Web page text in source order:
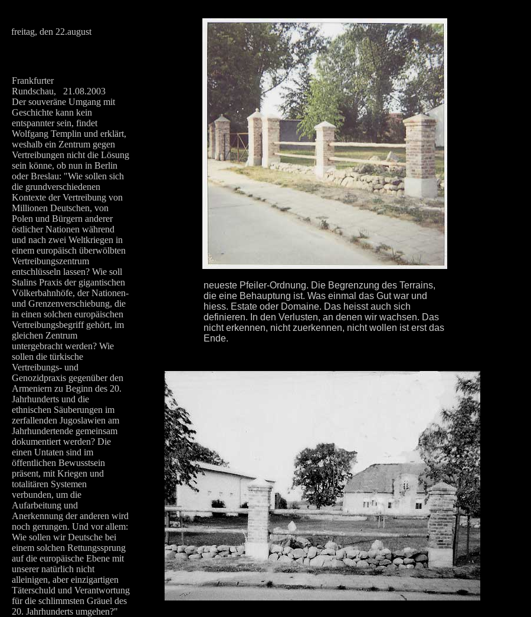
freitag, den 22.august
Frankfurter
Rundschau, 21.08.2003
Der souveräne Umgang mit
Geschichte kann kein
entspannter sein, findet
Wolfgang Templin und erklärt,
weshalb ein Zentrum gegen
Vertreibungen nicht die Lösung
sein könne, ob nun in Berlin
oder Breslau: "Wie sollen sich
die grundverschiedenen
Kontexte der Vertreibung von
Millionen Deutschen, von
Polen und Bürgern anderer
östlicher Nationen während
und nach zwei Weltkriegen in
einem europäisch überwölbten
Vertreibungszentrum
entschlüsseln lassen? Wie soll
Stalins Praxis der gigantischen
Völkerbahnhöfe, der Nationen-
und Grenzenverschiebung, die
in einen solchen europäischen
Vertreibungsbegriff gehört, im
gleichen Zentrum
untergebracht werden? Wie
sollen die türkische
Vertreibungs- und
Genozidpraxis gegenüber den
Armeniern zu Beginn des 20.
Jahrhunderts und die
ethnischen Säuberungen im
zerfallenden Jugoslawien am
Jahrhundertende gemeinsam
dokumentiert werden? Die
einen Untaten sind im
öffentlichen Bewusstsein
präsent, mit Kriegen und
totalitären Systemen
verbunden, um die
Aufarbeitung und
Anerkennung der anderen wird
noch gerungen. Und vor allem:
Wie sollen wir Deutsche bei
einem solchen Rettungssprung
auf die europäische Ebene mit
unserer natürlich nicht
alleinigen, aber einzigartigen
Täterschuld und Verantwortung
für die schlimmsten Gräuel des
20. Jahrhunderts umgehen?"
neueste Pfeiler-Ordnung. Die Begrenzung des Terrains,
die eine Behauptung ist. Was einmal das Gut war und
hiess. Estate oder Domaine. Das heisst auch sich
definieren. In den Verlusten, an denen wir wachsen. Das
nicht erkennen, nicht zuerkennen, nicht wollen ist erst das
Ende.